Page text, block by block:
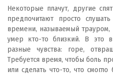
Некоторые плачут, другие
предпочитают просто
времени, называемый трауром,
умер кто-то близкий. В это
разные чувства: горе,
Требуется время, чтобы боль
или сделать что-то, что